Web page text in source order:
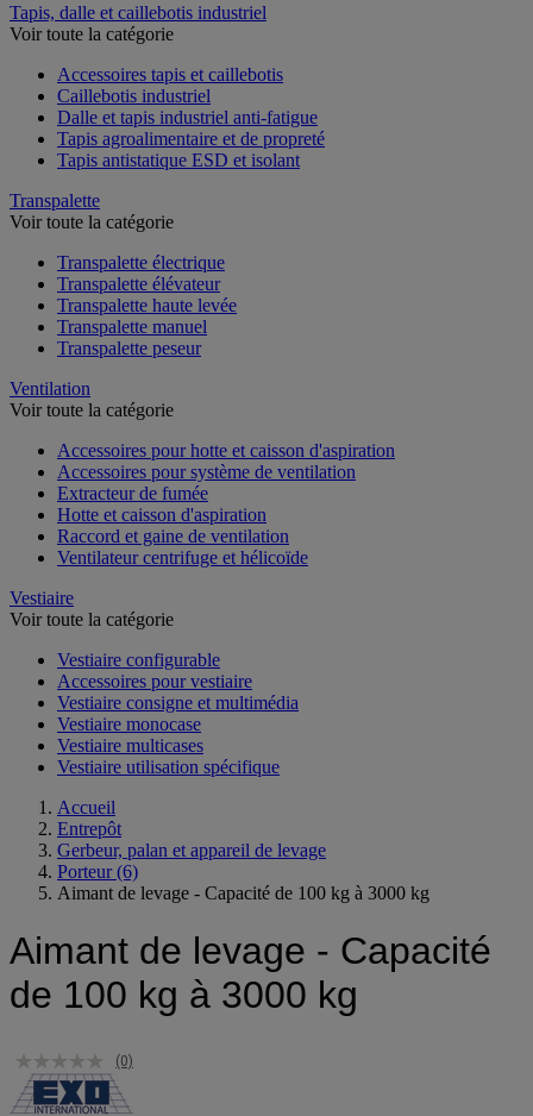
Tapis, dalle et caillebotis industriel
Voir toute la catégorie
Accessoires tapis et caillebotis
Caillebotis industriel
Dalle et tapis industriel anti-fatigue
Tapis agroalimentaire et de propreté
Tapis antistatique ESD et isolant
Transpalette
Voir toute la catégorie
Transpalette électrique
Transpalette élévateur
Transpalette haute levée
Transpalette manuel
Transpalette peseur
Ventilation
Voir toute la catégorie
Accessoires pour hotte et caisson d'aspiration
Accessoires pour système de ventilation
Extracteur de fumée
Hotte et caisson d'aspiration
Raccord et gaine de ventilation
Ventilateur centrifuge et hélicoïde
Vestiaire
Voir toute la catégorie
Vestiaire configurable
Accessoires pour vestiaire
Vestiaire consigne et multimédia
Vestiaire monocase
Vestiaire multicases
Vestiaire utilisation spécifique
Accueil
Entrepôt
Gerbeur, palan et appareil de levage
Porteur (6)
Aimant de levage - Capacité de 100 kg à 3000 kg
Aimant de levage - Capacité
de 100 kg à 3000 kg
(0)